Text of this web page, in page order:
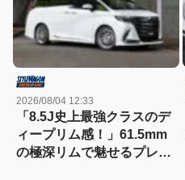
2026/08/04 12:33
「8.5J史上最強クラスのデ
ィープリム感！」61.5mm
の極深リムで魅せるプレシ